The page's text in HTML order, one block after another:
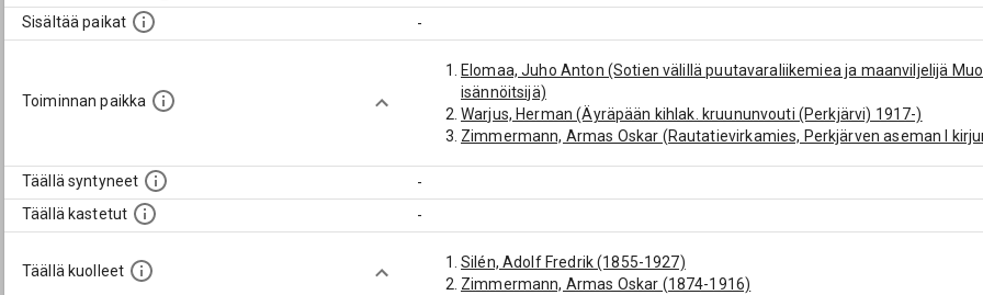
Sisältää paikat
-
Toiminnan paikka
Elomaa, Juho Anton (Sotien välillä puutavaraliikemiea ja maanviljelijä
isännöitsijä)
Warjus, Herman (Äyräpään kihlak. kruununvouti (Perkjärvi) 1917-)
Zimmermann, Armas Oskar (Rautatievirkamies, Perkjärven aseman I
Täällä syntyneet
-
Täällä kastetut
-
Täällä kuolleet
Silén, Adolf Fredrik (1855-1927)
Zimmermann, Armas Oskar (1874-1916)